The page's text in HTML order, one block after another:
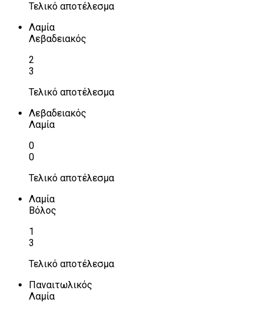
Τελικό αποτέλεσμα
Λαμία
Λεβαδειακός
2
3
Τελικό αποτέλεσμα
Λεβαδειακός
Λαμία
0
0
Τελικό αποτέλεσμα
Λαμία
Βόλος
1
3
Τελικό αποτέλεσμα
Παναιτωλικός
Λαμία